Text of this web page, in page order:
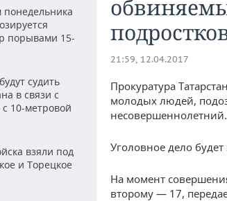
порывами 15-
судить
в связи с
10-метровой
взяли под
и Торецкое
21:59, 12.04.2017
Прокуратура
молодых людей,
несовершеннолетний.
Уголовное дело
На момент
второму — 17,